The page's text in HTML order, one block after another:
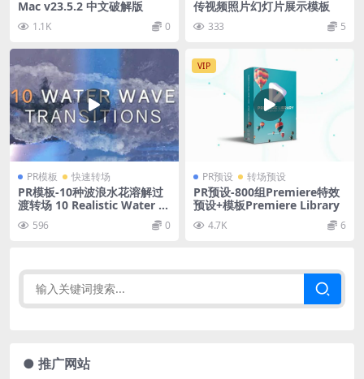
Mac v23.5.2 中文破解版
1.1K 0
传视频照片幻灯片展示模板
333 5
PR模板 快速转场
PR模板-10种波浪水花溶解过
渡转场 10 Realistic Water W
596 0
VIP
PR预设 转场预设
PR预设-800组Premiere特效
预设+模板Premiere Library
4.7K 6
● 推广网站